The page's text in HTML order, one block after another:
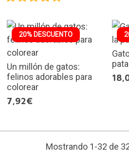
20% DESCUENTO
Un millón de gatos:
felinos adorables para
colorear
7,92€
pata
Mostrando 1-32 de